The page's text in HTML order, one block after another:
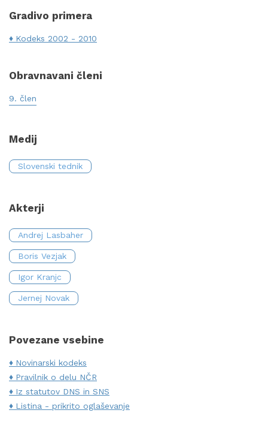
Gradivo primera
Kodeks 2002 - 2010
Obravnavani členi
9. člen
Medij
Slovenski tednik
Akterji
Andrej Lasbaher
Boris Vezjak
Igor Kranjc
Jernej Novak
Povezane vsebine
Novinarski kodeks
Pravilnik o delu NČR
Iz statutov DNS in SNS
Listina - prikrito oglaševanje